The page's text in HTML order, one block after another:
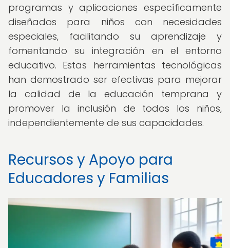
programas y aplicaciones específicamente
diseñados para niños con necesidades
especiales, facilitando su aprendizaje y
fomentando su integración en el entorno
educativo. Estas herramientas tecnológicas
han demostrado ser efectivas para mejorar
la calidad de la educación temprana y
promover la inclusión de todos los niños,
independientemente de sus capacidades.
Recursos y Apoyo para
Educadores y Familias